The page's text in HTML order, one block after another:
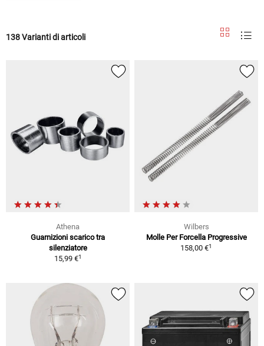
138 Varianti di articoli
Athena
Guarnizioni scarico tra
silenziatore
15,99 €1
Wilbers
Molle Per Forcella Progressive
158,00 €1